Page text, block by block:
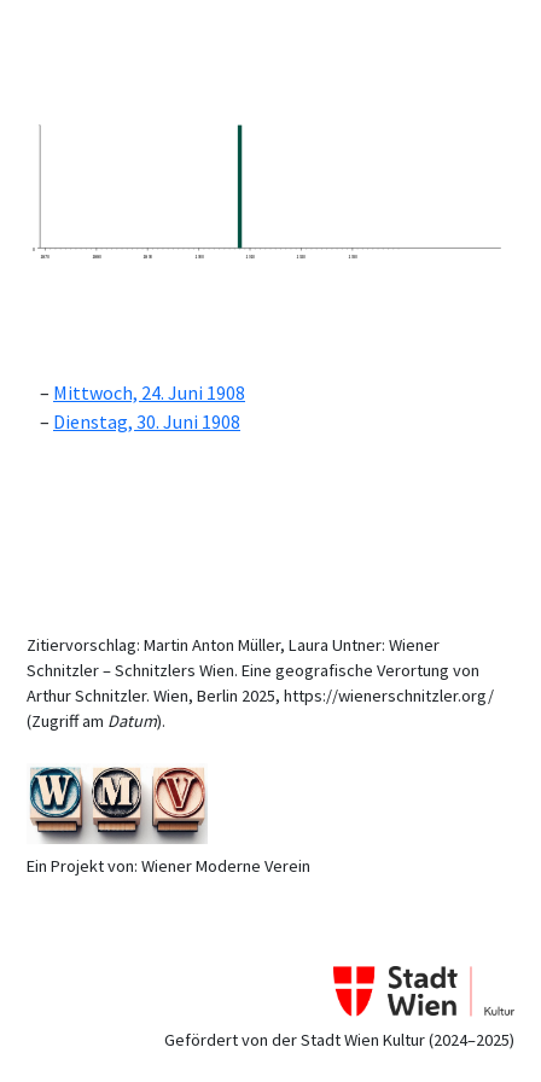
0
1870
1880 1890 1900 1910 1920 1930
Mittwoch, 24. Juni 1908
Dienstag, 30. Juni 1908
Zitiervorschlag: Martin Anton Müller, Laura Untner: Wiener
Schnitzler – Schnitzlers Wien. Eine geografische Verortung von
Arthur Schnitzler. Wien, Berlin 2025, https://wienerschnitzler.org/
(Zugriff am Datum).
Ein Projekt von: Wiener Moderne Verein
Gefördert von der Stadt Wien Kultur (2024–2025)